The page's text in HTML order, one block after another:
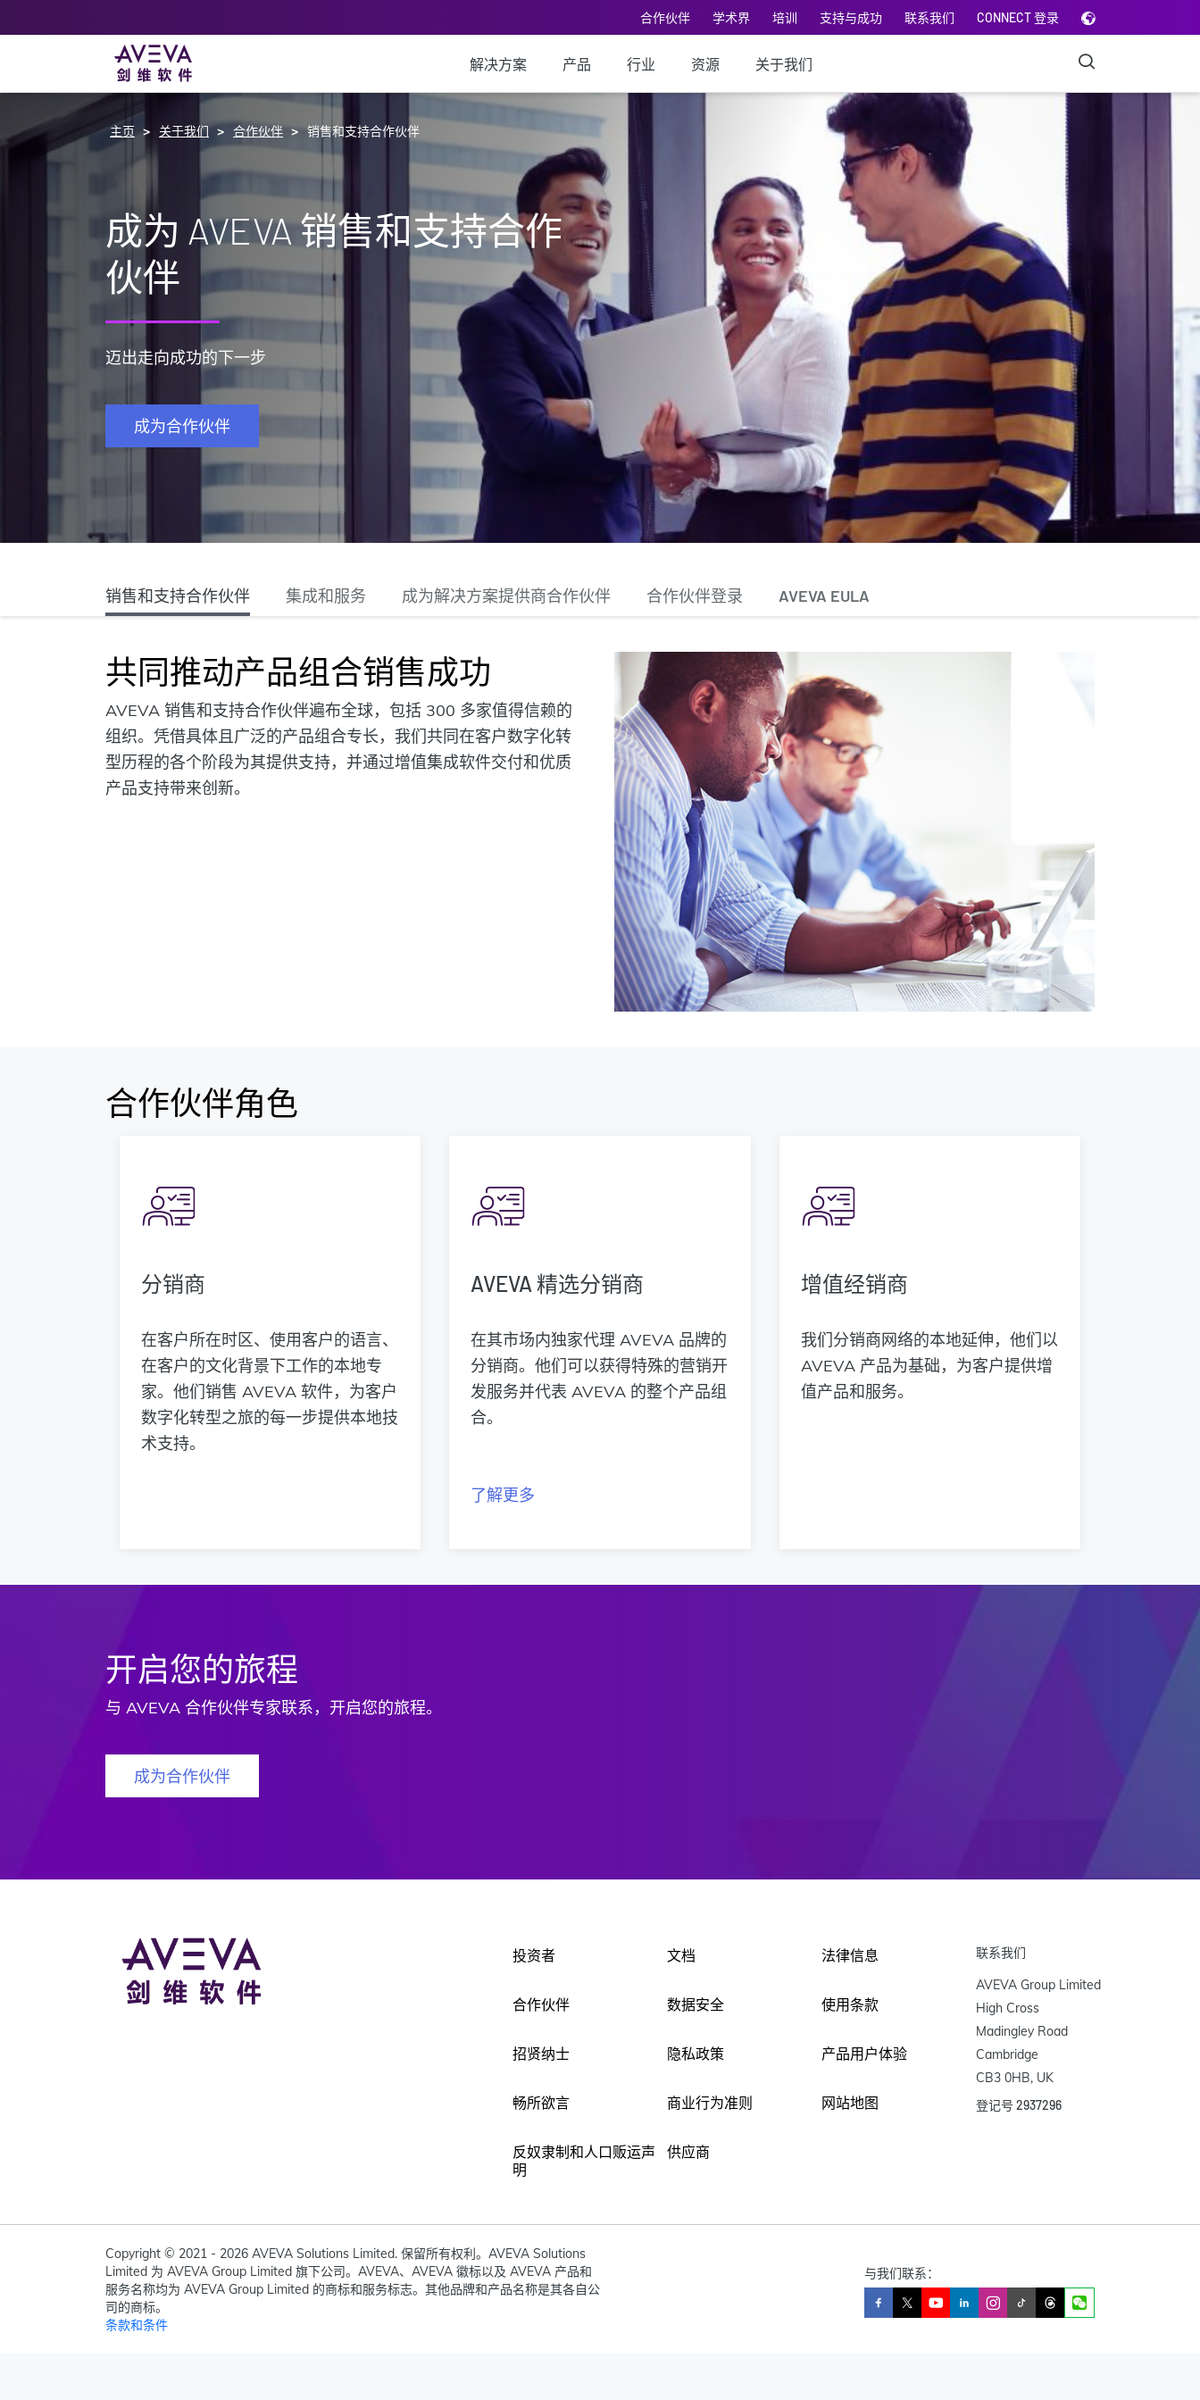
合作伙伴 学术界 培训 支持与成功 联系我们 CONNECT 登录
解决方案 产品 行业 资源 关于我们
主页 关于我们 合作伙伴 销售和支持合作伙伴
成为 AVEVA 销售和支持合作
伙伴
迈出走向成功的下一步
成为合作伙伴
销售和支持合作伙伴 集成和服务 成为解决方案提供商合作伙伴 合作伙伴登录 AVEVA EULA
共同推动产品组合销售成功
AVEVA 销售和支持合作伙伴遍布全球，包括 300 多家值得信赖的
组织。凭借具体且广泛的产品组合专长，我们共同在客户数字化转
型历程的各个阶段为其提供支持，并通过增值集成软件交付和优质
产品支持带来创新。
合作伙伴角色
分销商
在客户所在时区、使用客户的语言、
在客户的文化背景下工作的本地专
家。他们销售 AVEVA 软件，为客户
数字化转型之旅的每一步提供本地技
术支持。
AVEVA 精选分销商
在其市场内独家代理 AVEVA 品牌的
分销商。他们可以获得特殊的营销开
发服务并代表 AVEVA 的整个产品组
合。
了解更多
增值经销商
我们分销商网络的本地延伸，他们以
AVEVA 产品为基础，为客户提供增
值产品和服务。
开启您的旅程
与 AVEVA 合作伙伴专家联系，开启您的旅程。
成为合作伙伴
投资者
合作伙伴
招贤纳士
畅所欲言
反奴隶制和人口贩运声
明
文档
数据安全
隐私政策
商业行为准则
供应商
法律信息
使用条款
产品用户体验
网站地图
联系我们
AVEVA Group Limited
High Cross
Madingley Road
Cambridge
CB3 0HB, UK
登记号 2937296
与我们联系：
Copyright © 2021 - 2026 AVEVA Solutions Limited. 保留所有权利。AVEVA Solutions
Limited 为 AVEVA Group Limited 旗下公司。AVEVA、AVEVA 徽标以及 AVEVA 产品和
服务名称均为 AVEVA Group Limited 的商标和服务标志。其他品牌和产品名称是其各自公
司的商标。
条款和条件